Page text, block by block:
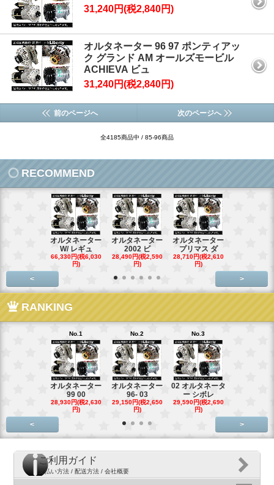
31,240円(税2,840円)
オルタネーター 96 97 ポンティアッ
ク グランド AM オールズモービル
ACHIEVA ビュ
31,240円(税2,840円)
前のページへ 次のページへ
全4185商品中 / 85-96商品
RECOMMEND
オルタネーター
W/ レギュ
66,330円(税6,030
円)
オルタネーター
2002 ビ
28,490円(税2,590
円)
オルタネーター
プリマス ダ
28,710円(税2,610
円)
< >
RANKING
No.1
オルタネーター
99 00
28,930円(税2,630
円)
No.2
オルタネーター
96- 03
29,150円(税2,650
円)
No.3
02 オルタネータ
ー シボレ
29,590円(税2,690
円)
< >
ご利用ガイド
支払い方法 / 配送方法 / 会社概要